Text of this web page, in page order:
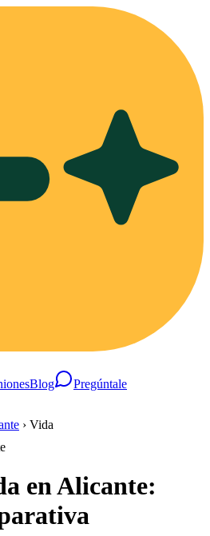
Blog Pregúntale
› Vida
en Alicante: